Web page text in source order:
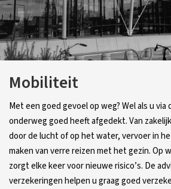
Mobiliteit
Met een goed gevoel op weg? Wel als u via
onderweg goed heeft afgedekt. Van
door de lucht of op het water, vervoer in
maken van verre reizen met het gezin. Op
zorgt elke keer voor nieuwe risico’s. De
verzekeringen helpen u graag goed